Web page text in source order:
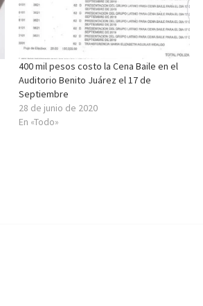
400 mil pesos costo la Cena Baile en el
Auditorio Benito Juárez el 17 de
Septiembre
28 de junio de 2020
En «Todo»